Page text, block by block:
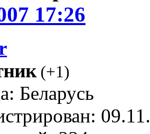
17:26
(+1)
Беларусь